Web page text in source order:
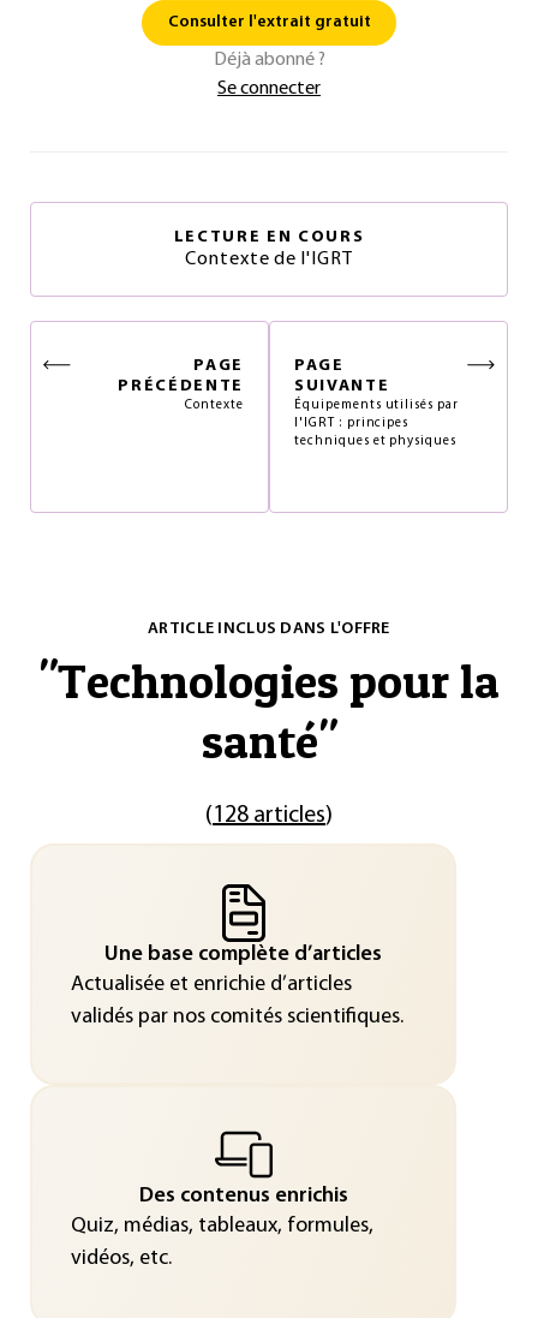
Consulter l'extrait gratuit
Déjà abonné ?
Se connecter
LECTURE EN COURS
Contexte de l'IGRT
PAGE
PRÉCÉDENTE
Contexte
PAGE
SUIVANTE
Équipements utilisés par
l'IGRT : principes
techniques et physiques
ARTICLE INCLUS DANS L'OFFRE
"Technologies pour la
santé"
(128 articles)
Une base complète d’articles
Actualisée et enrichie d’articles
validés par nos comités scientifiques.
Des contenus enrichis
Quiz, médias, tableaux, formules,
vidéos, etc.